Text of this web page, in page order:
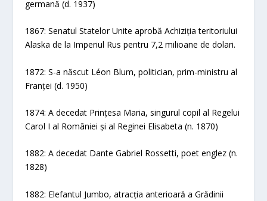
germană (d. 1937)
1867: Senatul Statelor Unite aprobă Achiziția teritoriului
Alaska de la Imperiul Rus pentru 7,2 milioane de dolari.
1872: S-a născut Léon Blum, politician, prim-ministru al
Franței (d. 1950)
1874: A decedat Prințesa Maria, singurul copil al Regelui
Carol I al României și al Reginei Elisabeta (n. 1870)
1882: A decedat Dante Gabriel Rossetti, poet englez (n.
1828)
1882: Elefantul Jumbo, atracția anterioară a Grădinii